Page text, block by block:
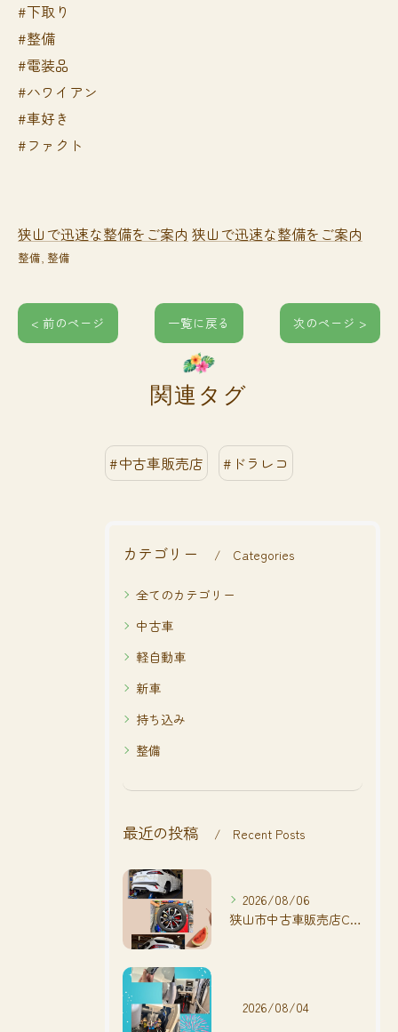
#下取り
#整備
#電装品
#ハワイアン
#車好き
#ファクト
狭山で迅速な整備をご案内 狭山で迅速な整備をご案内
整備 整備
< 前のページ 一覧に戻る 次のページ >
関連タグ
#中古車販売店 #ドラレコ
カテゴリー Categories
全てのカテゴリー
中古車
軽自動車
新車
持ち込み
整備
最近の投稿 Recent Posts
2026/08/06
狭山市中古車販売店CarShop FACT.🚗
2026/08/04